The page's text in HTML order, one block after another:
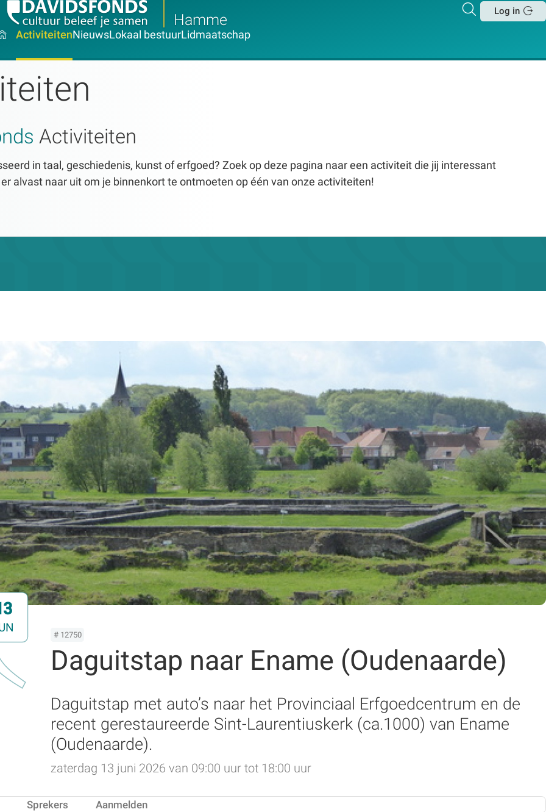
Hamme
Zoeken
Log in
ActiviteitenNieuwsLokaal bestuurLidmaatschap
Activiteiten
in taal, geschiedenis, kunst of erfgoed? Zoek op deze pagina naar een activiteit die jij interessant
alvast naar uit om je binnenkort te ontmoeten op één van onze activiteiten!
# 12750
Daguitstap naar Ename (Oudenaarde)
Daguitstap met auto’s naar het Provinciaal Erfgoedcentrum en de
recent gerestaureerde Sint-Laurentiuskerk (ca.1000) van Ename
(Oudenaarde).
zaterdag 13 juni 2026 van 09:00 uur tot 18:00 uur
Sprekers Aanmelden